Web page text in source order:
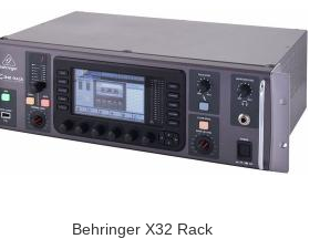
Behringer X32 Rack